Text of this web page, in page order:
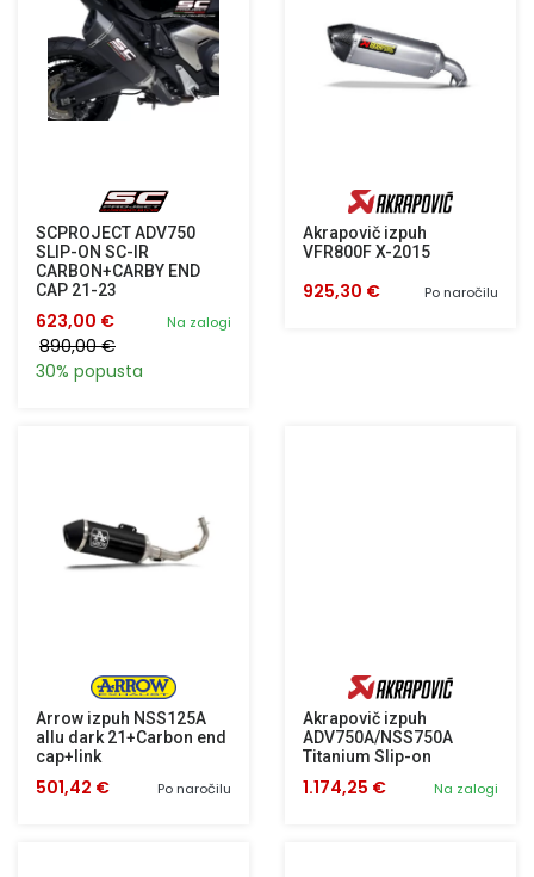
SCPROJECT ADV750
SLIP-ON SC-IR
CARBON+CARBY END
CAP 21-23
Na zalogi
623,00 €
890,00 €
30% popusta
Akrapovič izpuh
VFR800F X-2015
Po naročilu
925,30 €
Arrow izpuh NSS125A
allu dark 21+Carbon end
cap+link
Po naročilu
501,42 €
Akrapovič izpuh
ADV750A/NSS750A
Titanium Slip-on
Na zalogi
1.174,25 €